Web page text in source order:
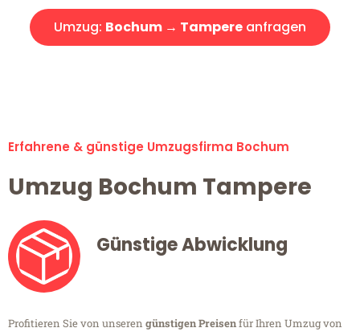
Umzug: Bochum → Tampere anfragen
Erfahrene & günstige Umzugsfirma Bochum
Umzug Bochum Tampere
Günstige Abwicklung
Profitieren Sie von unseren günstigen Preisenfür Ihren Umzug von